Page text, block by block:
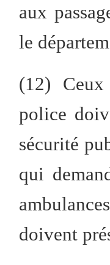
aux
le
(12)
police
sécurité
qui
doivent